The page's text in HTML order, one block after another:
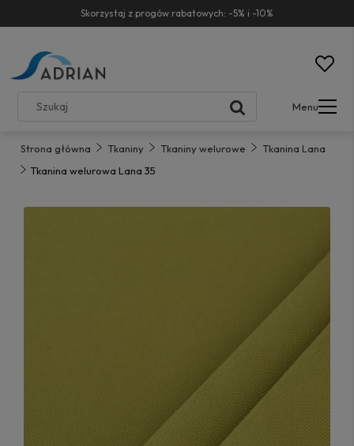
Skorzystaj z progów rabatowych: -5% i -10%
Menu
Strona główna Tkaniny Tkaniny welurowe
Tkanina Lana
Tkanina welurowa Lana 35